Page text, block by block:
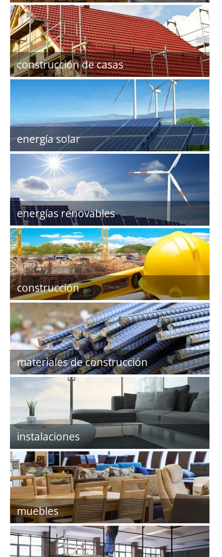
construcción de casas
energía solar
energías renovables
construcción
materiales de construcción
instalaciones
muebles